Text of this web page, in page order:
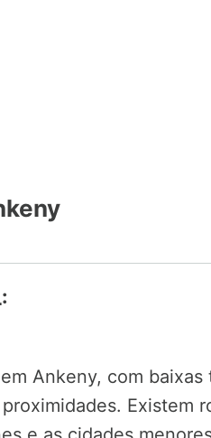
Ankeny, com
Existem